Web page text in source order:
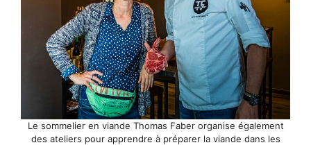
Le sommelier en viande Thomas Faber organise également
des ateliers pour apprendre à préparer la viande dans les